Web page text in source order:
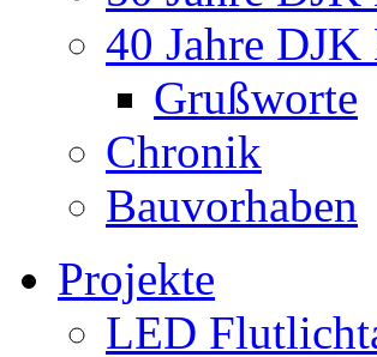
40 Jahre DJK
Grußworte
Chronik
Bauvorhaben
Projekte
LED